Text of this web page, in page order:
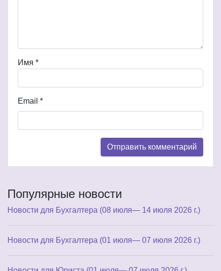
Имя *
Email *
Популярные новости
Новости для Бухгалтера (08 июля— 14 июля 2026 г.)
Новости для Бухгалтера (01 июля— 07 июля 2026 г.)